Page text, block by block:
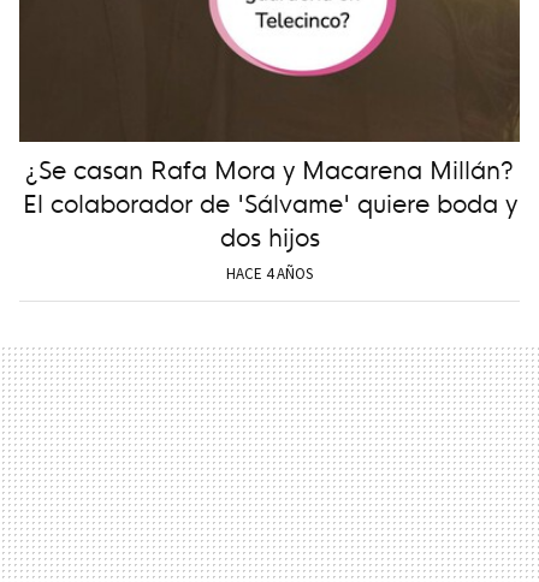
¿Se casan Rafa Mora y Macarena Millán?
El colaborador de 'Sálvame' quiere boda y
dos hijos
HACE 4 AÑOS